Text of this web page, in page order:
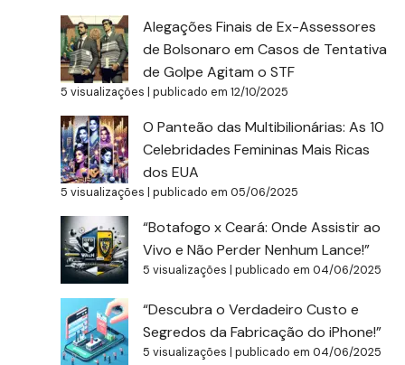
Alegações Finais de Ex-Assessores
de Bolsonaro em Casos de Tentativa
de Golpe Agitam o STF
5 visualizações |publicado em 12/10/2025
O Panteão das Multibilionárias: As 10
Celebridades Femininas Mais Ricas
dos EUA
5 visualizações |publicado em 05/06/2025
“Botafogo x Ceará: Onde Assistir ao
Vivo e Não Perder Nenhum Lance!”
5 visualizações |publicado em 04/06/2025
“Descubra o Verdadeiro Custo e
Segredos da Fabricação do iPhone!”
5 visualizações |publicado em 04/06/2025